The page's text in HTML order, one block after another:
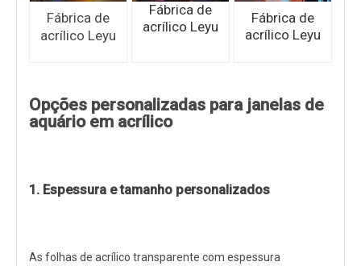
Fábrica de
acrílico Leyu
Fábrica de
acrílico Leyu
Fábrica de
acrílico Leyu
Opções personalizadas para janelas de
aquário em acrílico
1. Espessura e tamanho personalizados
As folhas de acrílico transparente com espessura